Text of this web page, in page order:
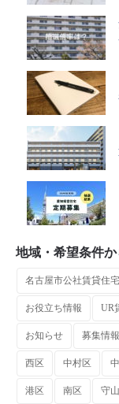
地域・希望条件
名古屋市公社賃貸住宅
お役立ち情報 UR
お知らせ 募集情報
西区 中村区
港区 南区 守